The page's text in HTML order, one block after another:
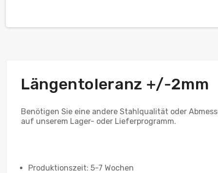
Längentoleranz +/-2mm
Benötigen Sie eine andere Stahlqualität oder
auf unserem Lager- oder Lieferprogramm.
Produktionszeit: 5-7 Wochen